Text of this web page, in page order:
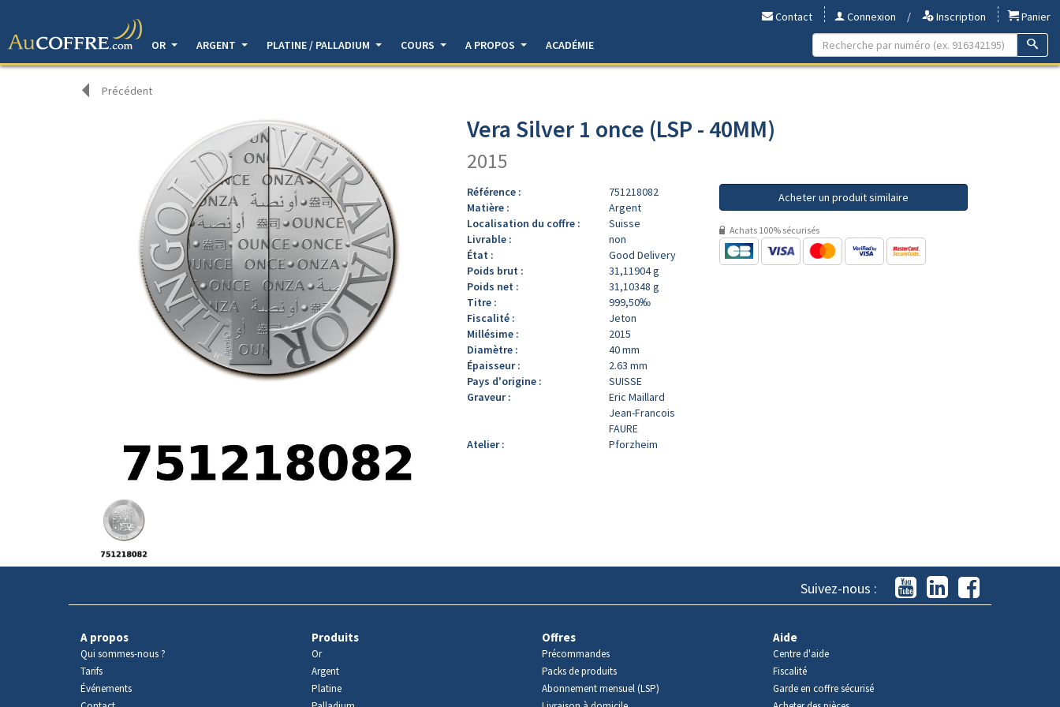
Contact Connexion / Inscription
Panier
OR
ARGENT PLATINE / PALLADIUM COURS A PROPOS ACADÉMIE
Précédent
produit
Vera Silver 1 once (LSP - 40MM)
2015
Référence :
751218082
Matière :
Argent
Localisation du coffre :
Suisse
Livrable :
non
État :
Good Delivery
Poids brut :
31,11904 g
Poids net :
31,10348 g
Titre :
999,50‰
Fiscalité :
Jeton
Millésime :
2015
Diamètre :
40 mm
Épaisseur :
2.63 mm
Pays d'origine :
SUISSE
Graveur :
Eric Maillard
Jean-Francois
FAURE
Atelier :
Pforzheim
Acheter un produit similaire
Achats 100% sécurisés
Suivez-nous :
A propos
Qui sommes-nous ?
Tarifs
Événements
Produits
Or
Argent
Platine
Offres
Précommandes
Packs de produits
Abonnement mensuel (LSP)
Aide
Centre d'aide
Fiscalité
Garde en coffre sécurisé